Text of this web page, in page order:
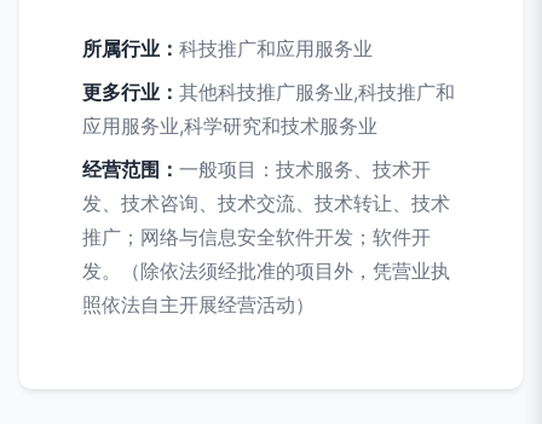
所属行业： 科技推广和应用服务业
更多行业： 其他科技推广服务业,科技推广和
应用服务业,科学研究和技术服务业
经营范围： 一般项目：技术服务、技术开
发、技术咨询、技术交流、技术转让、技术
推广；网络与信息安全软件开发；软件开
发。（除依法须经批准的项目外，凭营业执
照依法自主开展经营活动）